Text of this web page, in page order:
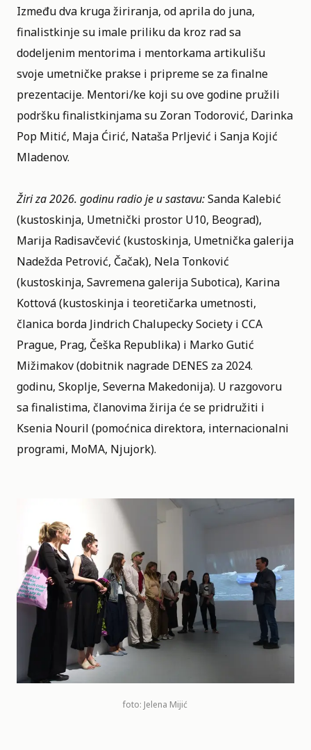
Između dva kruga žiriranja, od aprila do juna,
finalistkinje su imale priliku da kroz rad sa
dodeljenim mentorima i mentorkama artikulišu
svoje umetničke prakse i pripreme se za finalne
prezentacije. Mentori/ke koji su ove godine pružili
podršku finalistkinjama su Zoran Todorović, Darinka
Pop Mitić, Maja Ćirić, Nataša Prljević i Sanja Kojić
Mladenov.
Žiri za 2026. godinu radio je u sastavu:Sanda Kalebić
(kustoskinja, Umetnički prostor U10, Beograd),
Marija Radisavčević (kustoskinja, Umetnička galerija
Nadežda Petrović, Čačak), Nela Tonković
(kustoskinja, Savremena galerija Subotica), Karina
Kottová (kustoskinja i teoretičarka umetnosti,
članica borda Jindrich Chalupecky Society i CCA
Prague, Prag, Češka Republika) i Marko Gutić
Mižimakov (dobitnik nagrade DENES za 2024.
godinu, Skoplje, Severna Makedonija). U razgovoru
sa finalistima, članovima žirija će se pridružiti i
Ksenia Nouril (pomoćnica direktora, internacionalni
programi, MoMA, Njujork).
foto: Jelena Mijić